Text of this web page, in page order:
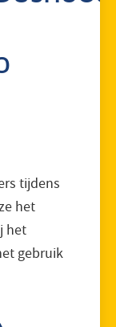
tijdens
het
het
gebruik